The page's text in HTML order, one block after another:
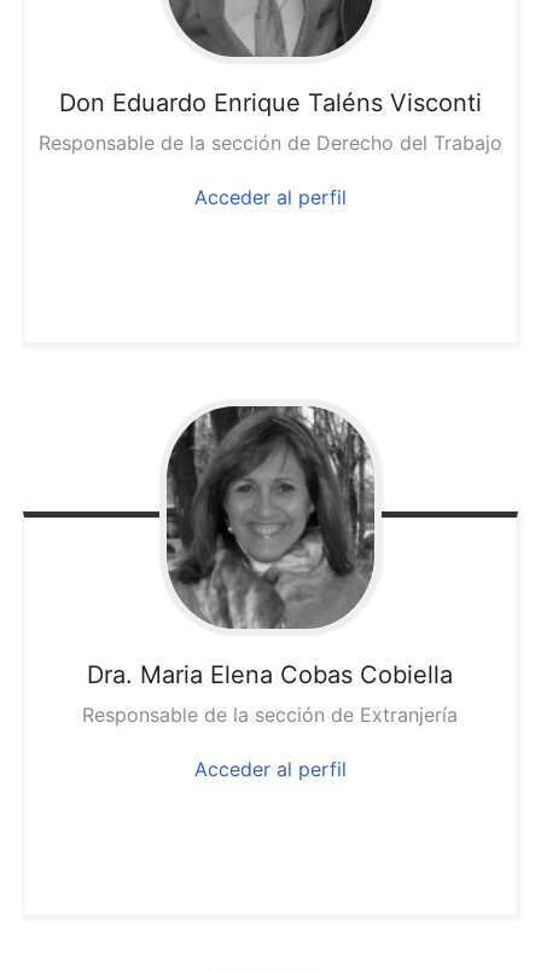
Don Eduardo Enrique Taléns Visconti
Responsable de la sección de Derecho del Trabajo
Acceder al perfil
Dra. Maria Elena Cobas Cobiella
Responsable de la sección de Extranjería
Acceder al perfil